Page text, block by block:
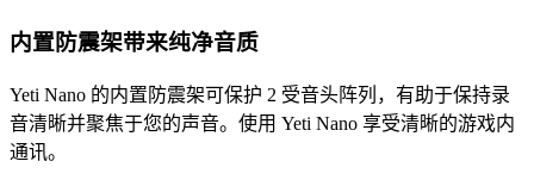
内置防震架带来纯净音质
Yeti Nano 的内置防震架可保护 2 受音头阵列，有助于保持录
音清晰并聚焦于您的声音。使用 Yeti Nano 享受清晰的游戏内
通讯。